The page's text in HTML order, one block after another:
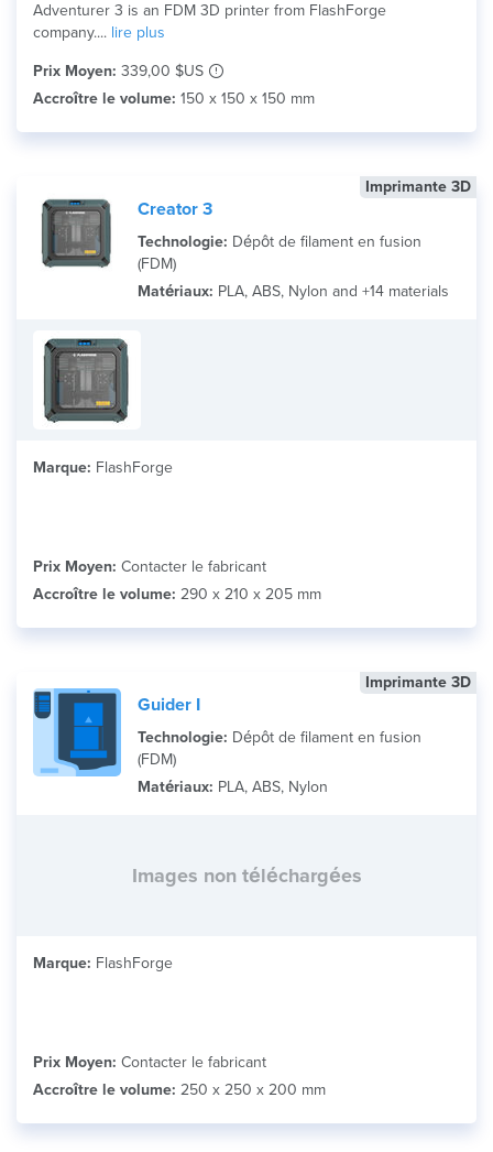
Adventurer 3 is an FDM 3D printer from FlashForge
company.... lire plus
Prix Moyen: 339,00 $US
Accroître le volume: 150 x 150 x 150 mm
Imprimante 3D
Creator 3
Technologie: Dépôt de filament en fusion
(FDM)
Matériaux: PLA, ABS, Nylon and +14 materials
Marque: FlashForge
Prix Moyen: Contacter le fabricant
Accroître le volume: 290 x 210 x 205 mm
Imprimante 3D
Guider I
Technologie: Dépôt de filament en fusion
(FDM)
Matériaux: PLA, ABS, Nylon
Images non téléchargées
Marque: FlashForge
Prix Moyen: Contacter le fabricant
Accroître le volume: 250 x 250 x 200 mm